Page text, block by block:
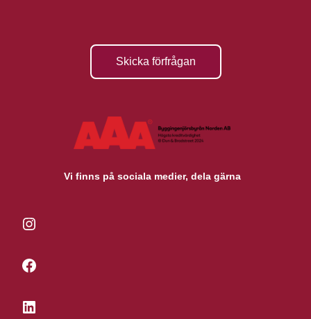
Skicka förfrågan
Vi finns på sociala medier, dela gärna
Instagram
Facebook
LinkedIn